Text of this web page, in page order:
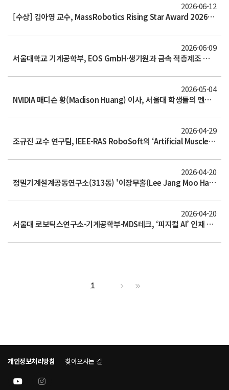
[수상] 김아영 교수, MassRobotics Rising Star Award 2026 수상
2026-06-12
서울대학교 기계공학부, EOS GmbH·생기원과 금속 적층제조 인력양성 MOU 체결
2026-06-09
NVIDIA 매디슨 황(Madison Huang) 이사, 서울대 학생들의 멘토가 되다 (4/28 초청포럼)
2026-05-04
조규진 교수 연구팀, IEEE-RAS RoboSoft의 ‘Artificial Muscles in Soft Assistive Wearable Robotics Workshop’에서 ‘Best Young Researcher Talk’
2026-04-29
정밀기계설계공동연구소(313동) '이장무홀(Lee Jang Moo Hall)' 헌정식 개최
2026-04-20
서울대 로보틱스연구소-기계공학부-MDS테크, ‘피지컬 AI’ 인재 양성을 위한 업무협약(MOU) 체결
2026-04-20
1
개인정보처리방침 찾아오시는 길